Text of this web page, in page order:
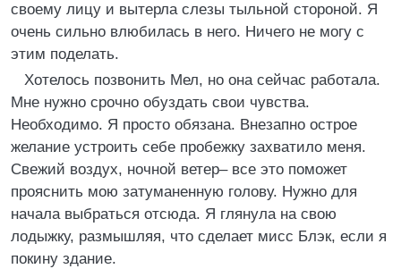
своему лицу и вытерла слезы тыльной стороной. Я
очень сильно влюбилась в него. Ничего не могу с
этим поделать.
Хотелось позвонить Мел, но она сейчас работала.
Мне нужно срочно обуздать свои чувства.
Необходимо. Я просто обязана. Внезапно острое
желание устроить себе пробежку захватило меня.
Свежий воздух, ночной ветер– все это поможет
прояснить мою затуманенную голову. Нужно для
начала выбраться отсюда. Я глянула на свою
лодыжку, размышляя, что сделает мисс Блэк, если я
покину здание.